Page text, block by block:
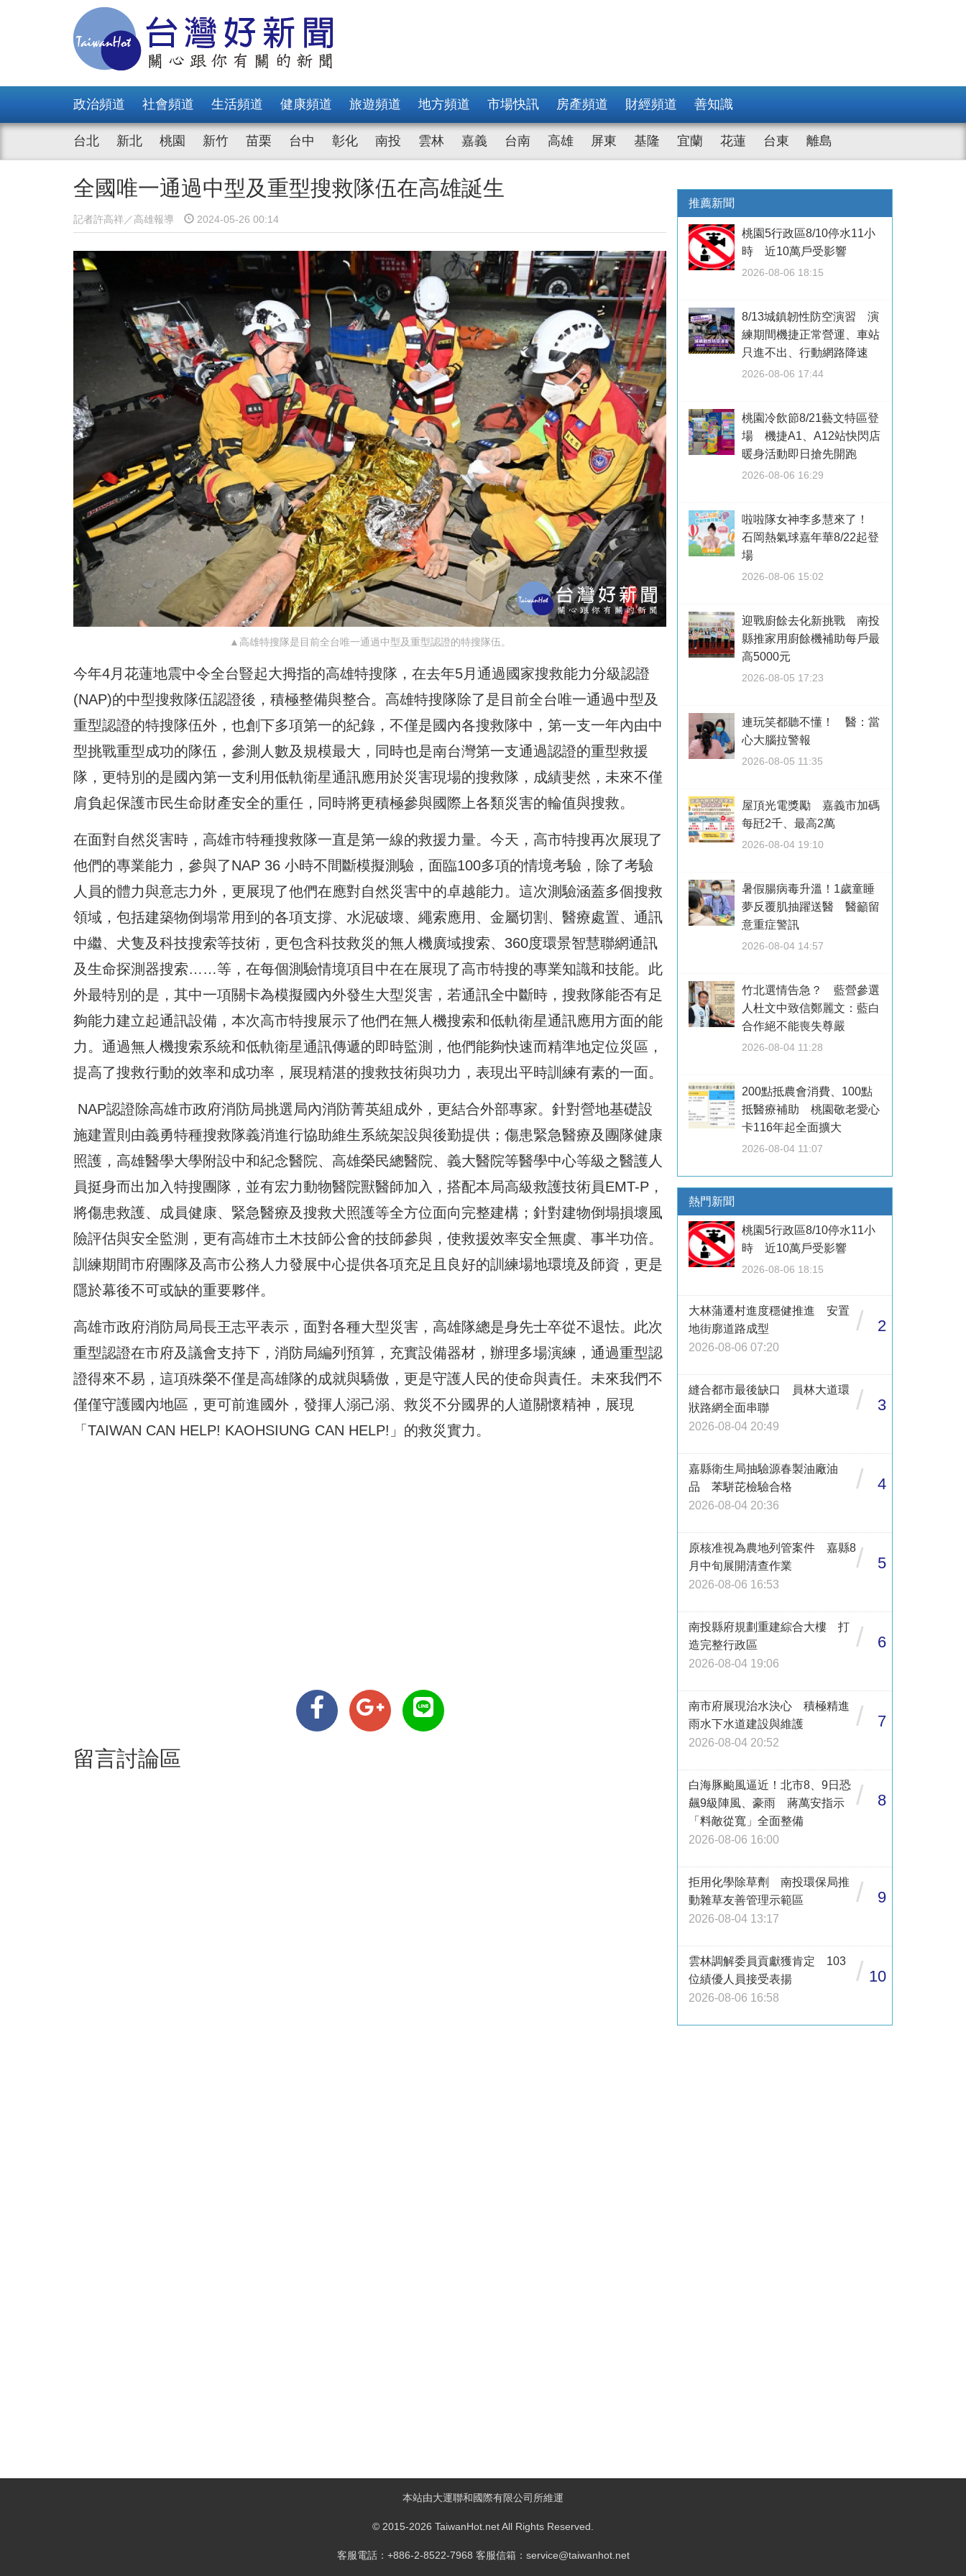
政治頻道 社會頻道 生活頻道 健康頻道 旅遊頻道 地方頻道 市場快訊 房產頻道 財經頻道 善知識
台北 新北 桃園 新竹 苗栗 台中 彰化 南投 雲林 嘉義 台南 高雄 屏東 基隆 宜蘭 花蓮 台東 離島
全國唯一通過中型及重型搜救隊伍在高雄誕生
記者許高祥／高雄報導 2024-05-26 00:14
▲高雄特搜隊是目前全台唯一通過中型及重型認證的特搜隊伍。
今年4月花蓮地震中令全台豎起大拇指的高雄特搜隊，在去年5月通過國家搜救能力分級認證
(NAP)的中型搜救隊伍認證後，積極整備與整合。高雄特搜隊除了是目前全台唯一通過中型及
重型認證的特搜隊伍外，也創下多項第一的紀錄，不僅是國內各搜救隊中，第一支一年內由中
型挑戰重型成功的隊伍，參測人數及規模最大，同時也是南台灣第一支通過認證的重型救援
隊，更特別的是國內第一支利用低軌衛星通訊應用於災害現場的搜救隊，成績斐然，未來不僅
肩負起保護市民生命財產安全的重任，同時將更積極參與國際上各類災害的輪值與搜救。
在面對自然災害時，高雄市特種搜救隊一直是第一線的救援力量。今天，高市特搜再次展現了
他們的專業能力，參與了NAP 36 小時不間斷模擬測驗，面臨100多項的情境考驗，除了考驗
人員的體力與意志力外，更展現了他們在應對自然災害中的卓越能力。這次測驗涵蓋多個搜救
領域，包括建築物倒塌常用到的各項支撐、水泥破壞、繩索應用、金屬切割、醫療處置、通訊
中繼、犬隻及科技搜索等技術，更包含科技救災的無人機廣域搜索、360度環景智慧聯網通訊
及生命探測器搜索……等，在每個測驗情境項目中在在展現了高市特搜的專業知識和技能。此
外最特別的是，其中一項關卡為模擬國內外發生大型災害，若通訊全中斷時，搜救隊能否有足
夠能力建立起通訊設備，本次高市特搜展示了他們在無人機搜索和低軌衛星通訊應用方面的能
力。通過無人機搜索系統和低軌衛星通訊傳遞的即時監測，他們能夠快速而精準地定位災區，
提高了搜救行動的效率和成功率，展現精湛的搜救技術與功力，表現出平時訓練有素的一面。
NAP認證除高雄市政府消防局挑選局內消防菁英組成外，更結合外部專家。針對營地基礎設
施建置則由義勇特種搜救隊義消進行協助維生系統架設與後勤提供；傷患緊急醫療及團隊健康
照護，高雄醫學大學附設中和紀念醫院、高雄榮民總醫院、義大醫院等醫學中心等級之醫護人
員挺身而出加入特搜團隊，並有宏力動物醫院獸醫師加入，搭配本局高級救護技術員EMT-P，
將傷患救護、成員健康、緊急醫療及搜救犬照護等全方位面向完整建構；針對建物倒塌損壞風
險評估與安全監測，更有高雄市土木技師公會的技師參與，使救援效率安全無虞、事半功倍。
訓練期間市府團隊及高市公務人力發展中心提供各項充足且良好的訓練場地環境及師資，更是
隱於幕後不可或缺的重要夥伴。
高雄市政府消防局局長王志平表示，面對各種大型災害，高雄隊總是身先士卒從不退怯。此次
重型認證在市府及議會支持下，消防局編列預算，充實設備器材，辦理多場演練，通過重型認
證得來不易，這項殊榮不僅是高雄隊的成就與驕傲，更是守護人民的使命與責任。未來我們不
僅僅守護國內地區，更可前進國外，發揮人溺己溺、救災不分國界的人道關懷精神，展現
「TAIWAN CAN HELP! KAOHSIUNG CAN HELP!」的救災實力。
留言討論區
推薦新聞
桃園5行政區8/10停水11小
時 近10萬戶受影響
2026-08-06 18:15
8/13城鎮韌性防空演習 演
練期間機捷正常營運、車站
只進不出、行動網路降速
2026-08-06 17:44
桃園冷飲節8/21藝文特區登
場 機捷A1、A12站快閃店
暖身活動即日搶先開跑
2026-08-06 16:29
啦啦隊女神李多慧來了！
石岡熱氣球嘉年華8/22起登
場
2026-08-06 15:02
迎戰廚餘去化新挑戰 南投
縣推家用廚餘機補助每戶最
高5000元
2026-08-05 17:23
連玩笑都聽不懂！ 醫：當
心大腦拉警報
2026-08-05 11:35
屋頂光電獎勵 嘉義市加碼
每瓩2千、最高2萬
2026-08-04 19:10
暑假腸病毒升溫！1歲童睡
夢反覆肌抽躍送醫 醫籲留
意重症警訊
2026-08-04 14:57
竹北選情告急？ 藍營參選
人杜文中致信鄭麗文：藍白
合作絕不能喪失尊嚴
2026-08-04 11:28
200點抵農會消費、100點
抵醫療補助 桃園敬老愛心
卡116年起全面擴大
2026-08-04 11:07
熱門新聞
桃園5行政區8/10停水11小
時 近10萬戶受影響
2026-08-06 18:15
大林蒲遷村進度穩健推進 安置
地街廓道路成型
2026-08-06 07:20
/ 2
縫合都市最後缺口 員林大道環
狀路網全面串聯
2026-08-04 20:49
/ 3
嘉縣衛生局抽驗源春製油廠油
品 苯駢芘檢驗合格
2026-08-04 20:36
/ 4
原核准視為農地列管案件 嘉縣8
月中旬展開清查作業
2026-08-06 16:53
/ 5
南投縣府規劃重建綜合大樓 打
造完整行政區
2026-08-04 19:06
/ 6
南市府展現治水決心 積極精進
雨水下水道建設與維護
2026-08-04 20:52
/ 7
白海豚颱風逼近！北市8、9日恐
飆9級陣風、豪雨 蔣萬安指示
「料敵從寬」全面整備
2026-08-06 16:00
/ 8
拒用化學除草劑 南投環保局推
動雜草友善管理示範區
2026-08-04 13:17
/ 9
雲林調解委員貢獻獲肯定 103
位績優人員接受表揚
2026-08-06 16:58
/ 10
本站由大運聯和國際有限公司所維運
© 2015-2026 TaiwanHot.net All Rights Reserved.
客服電話：+886-2-8522-7968 客服信箱：service@taiwanhot.net